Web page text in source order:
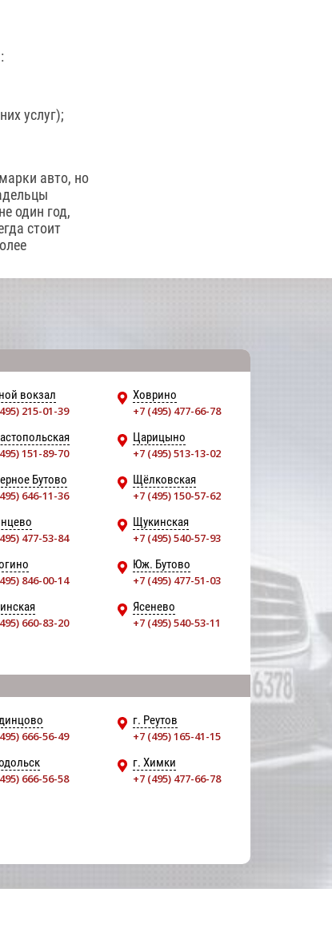
услуг);
авто, но
один год,
стоит
вокзал
215-01-39
Ховрино
+7 (495) 477-66-78
151-89-70
Царицыно
+7 (495) 513-13-02
Бутово
646-11-36
Щёлковская
+7 (495) 150-57-62
477-53-84
Щукинская
+7 (495) 540-57-93
846-00-14
Юж. Бутово
+7 (495) 477-51-03
660-83-20
Ясенево
+7 (495) 540-53-11
666-56-49
г. Реутов
+7 (495) 165-41-15
666-56-58
г. Химки
+7 (495) 477-66-78